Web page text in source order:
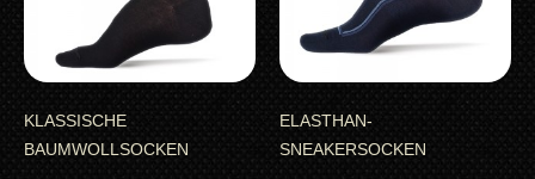
KLASSISCHE
BAUMWOLLSOCKEN
ELASTHAN-
SNEAKERSOCKEN